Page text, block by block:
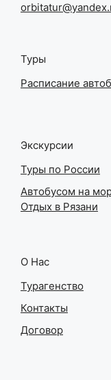
Туры
Расписание
Экскурсии
Туры по России
Автобусом на
Отдых в Рязани
О Нас
Турагенство
Контакты
Договор